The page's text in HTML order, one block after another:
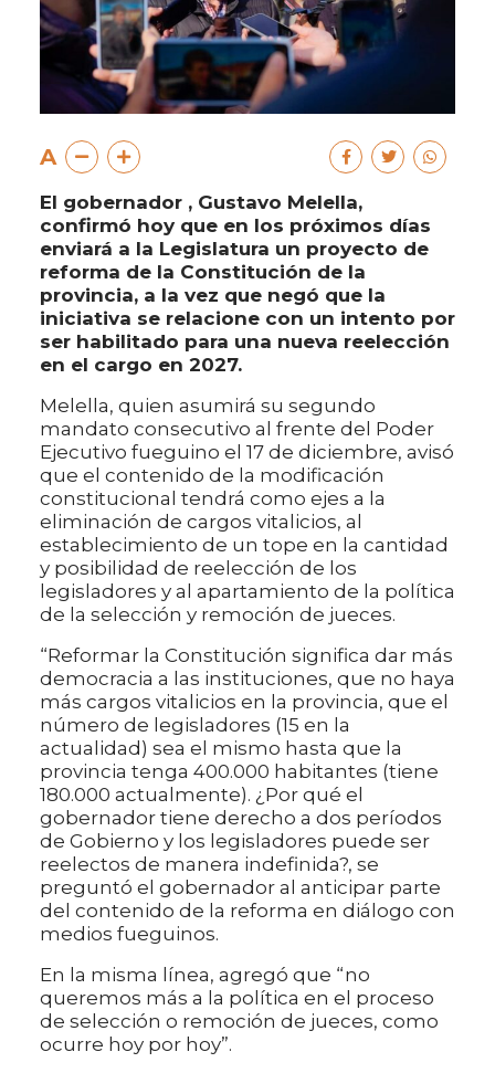
A
El gobernador , Gustavo Melella,
confirmó hoy que en los próximos días
enviará a la Legislatura un proyecto de
reforma de la Constitución de la
provincia, a la vez que negó que la
iniciativa se relacione con un intento por
ser habilitado para una nueva reelección
en el cargo en 2027.
Melella, quien asumirá su segundo
mandato consecutivo al frente del Poder
Ejecutivo fueguino el 17 de diciembre, avisó
que el contenido de la modificación
constitucional tendrá como ejes a la
eliminación de cargos vitalicios, al
establecimiento de un tope en la cantidad
y posibilidad de reelección de los
legisladores y al apartamiento de la política
de la selección y remoción de jueces.
“Reformar la Constitución significa dar más
democracia a las instituciones, que no haya
más cargos vitalicios en la provincia, que el
número de legisladores (15 en la
actualidad) sea el mismo hasta que la
provincia tenga 400.000 habitantes (tiene
180.000 actualmente). ¿Por qué el
gobernador tiene derecho a dos períodos
de Gobierno y los legisladores puede ser
reelectos de manera indefinida?, se
preguntó el gobernador al anticipar parte
del contenido de la reforma en diálogo con
medios fueguinos.
En la misma línea, agregó que “no
queremos más a la política en el proceso
de selección o remoción de jueces, como
ocurre hoy por hoy”.